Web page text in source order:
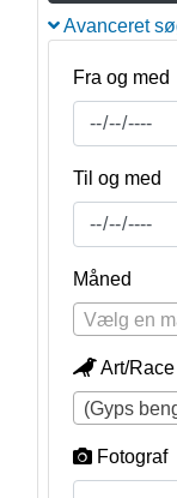
Avanceret
Fra og med
Til og med
Måned
Vælg en
Art/Race
(Gyps
Fotograf